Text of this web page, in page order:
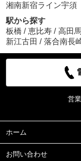
湘南新宿ライン宇須
駅から探す
板橋 / 恵比寿 / 高田
新江古田 / 落合南長
営
ホーム
お問い合わせ